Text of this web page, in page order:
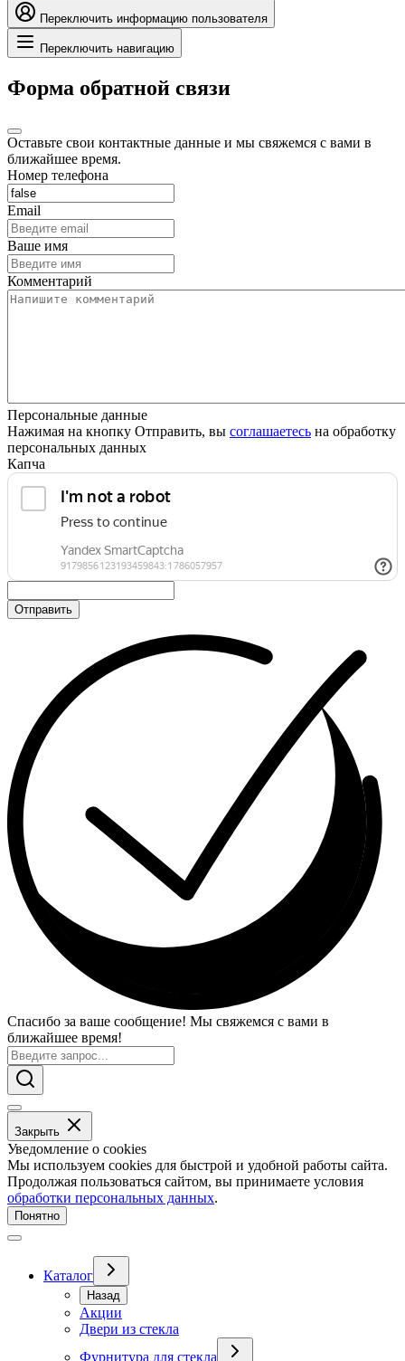
Переключить информацию пользователя
Переключить навигацию
Форма обратной связи
Оставьте свои контактные данные и мы свяжемся с вами в
ближайшее время.
Номер телефона
Email
Ваше имя
Комментарий
Персональные данные
Нажимая на кнопку Отправить, вы соглашаетесь на обработку
персональных данных
Капча
Отправить
Спасибо за ваше сообщение! Мы свяжемся с вами в
ближайшее время!
Закрыть
Уведомление о cookies
Мы используем cookies для быстрой и удобной работы сайта.
Продолжая пользоваться сайтом, вы принимаете условия
обработки персональных данных.
Понятно
Каталог
Назад
Акции
Двери из стекла
Фурнитура для стекла